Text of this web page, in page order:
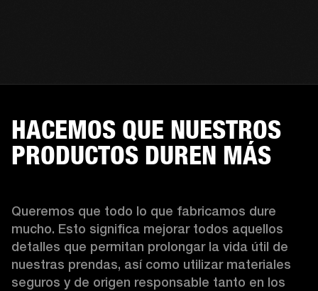
HACEMOS QUE NUESTROS
PRODUCTOS DUREN MÁS
Queremos que todo lo que fabricamos dure
mucho. Esto significa mejorar todos aquellos
detalles que permitan prolongar la vida útil de
nuestras prendas, así como utilizar materiales
seguros y de origen responsable tanto en los